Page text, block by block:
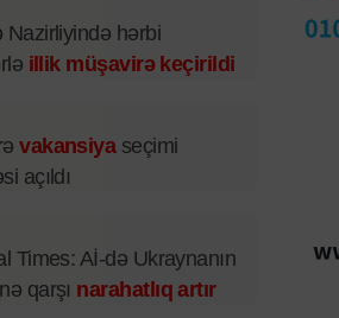
Nazirliyində hərbi
illik müşavirə keçirildi
vakansiyaseçimi
açıldı
Times: Aİ-də Ukraynanın
qarşı narahatlıq artır